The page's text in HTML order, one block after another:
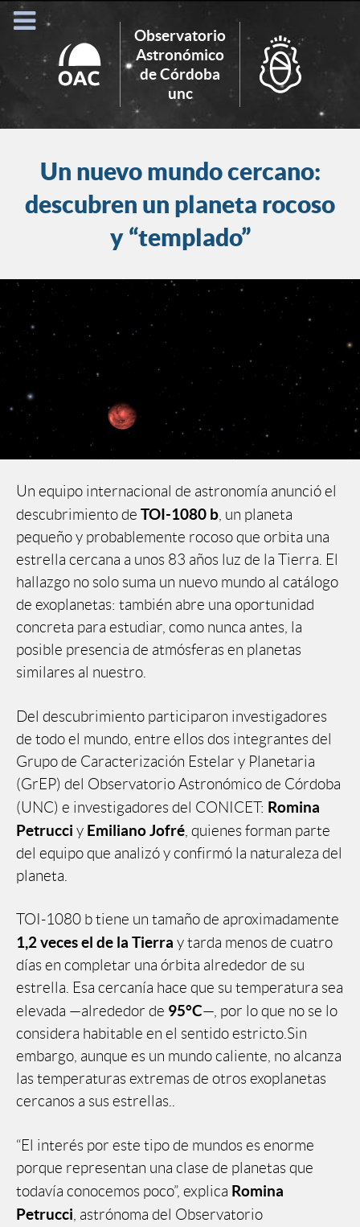
Observatorio
Astronómico
de Córdoba
unc
Search
for:
Un nuevo mundo cercano:
descubren un planeta rocoso
y “templado”
Un equipo internacional de astronomía anunció el
descubrimiento de TOI-1080 b, un planeta
pequeño y probablemente rocoso que orbita una
estrella cercana a unos 83 años luz de la Tierra. El
hallazgo no solo suma un nuevo mundo al catálogo
de exoplanetas: también abre una oportunidad
concreta para estudiar, como nunca antes, la
posible presencia de atmósferas en planetas
similares al nuestro.
Del descubrimiento participaron investigadores
de todo el mundo, entre ellos dos integrantes del
Grupo de Caracterización Estelar y Planetaria
(GrEP) del Observatorio Astronómico de Córdoba
(UNC) e investigadores del CONICET: Romina
Petrucci y Emiliano Jofré , quienes forman parte
del equipo que analizó y confirmó la naturaleza del
planeta.
TOI-1080 b tiene un tamaño de aproximadamente
1,2 veces el de la Tierra y tarda menos de cuatro
días en completar una órbita alrededor de su
estrella. Esa cercanía hace que su temperatura sea
elevada —alrededor de 95°C—, por lo que no se lo
considera habitable en el sentido estricto.Sin
embargo, aunque es un mundo caliente, no alcanza
las temperaturas extremas de otros exoplanetas
cercanos a sus estrellas..
“El interés por este tipo de mundos es enorme
porque representan una clase de planetas que
todavía conocemos poco”, explica Romina
Petrucci , astrónoma del Observatorio